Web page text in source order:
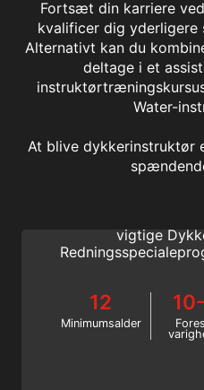
Fortsæt din karriere
kvalificer dig yderligere
Alternativt kan du
deltage i et
Water-
At blive dykkerinstruktør
Stress
vigtige
12
Minimumsalder